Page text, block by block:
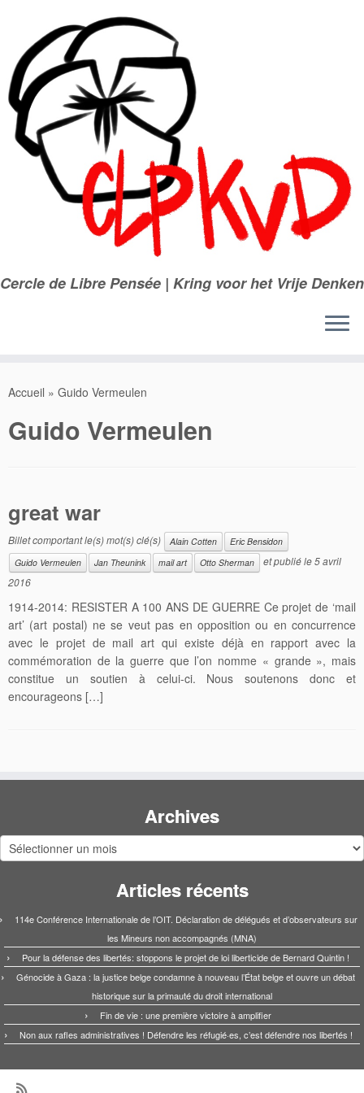
contenu
Cercle de Libre Pensée | Kring voor het Vrije Denken
Accueil » Guido Vermeulen
Guido Vermeulen
great war
Billet comportant le(s) mot(s) clé(s) Alain Cotten
Eric Bensidon
Guido Vermeulen
Jan Theunink mail art Otto Sherman et publié le5 avril
2016
1914-2014: RESISTER A 100 ANS DE GUERRE Ce projet de ‘mail
art’ (art postal) ne se veut pas en opposition ou en concurrence
avec le projet de mail art qui existe déjà en rapport avec la
commémoration de la guerre que l’on nomme « grande », mais
constitue un soutien à celui-ci. Nous soutenons donc et
encourageons […]
Archives
Archives
Articles récents
114e Conférence Internationale de l’OIT. Déclaration de délégués et d’observateurs sur
les Mineurs non accompagnés (MNA)
Pour la défense des libertés: stoppons le projet de loi liberticide de Bernard Quintin !
Génocide à Gaza : la justice belge condamne à nouveau l’État belge et ouvre un débat
historique sur la primauté du droit international
Fin de vie : une première victoire à amplifier
Non aux rafles administratives ! Défendre les réfugié·es, c’est défendre nos libertés !